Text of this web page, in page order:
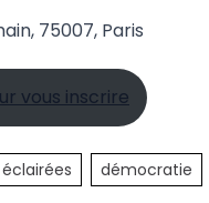
75007, Paris
vous inscrire
démocratie